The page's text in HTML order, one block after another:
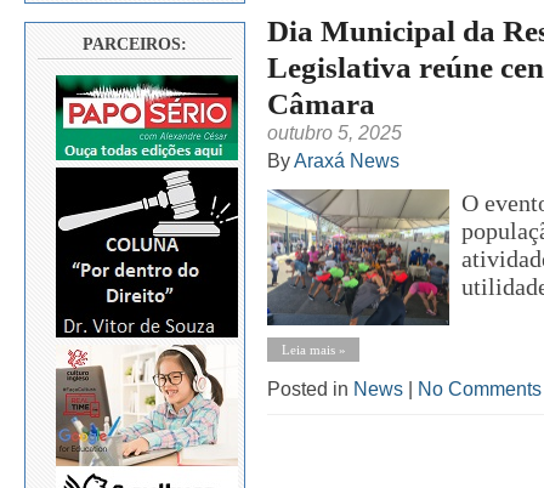
PARCEIROS:
Dia Municipal da
Legislativa reúne
Câmara
outubro 5, 2025
ByAraxá News
O
Leia mais »
Posted in News No